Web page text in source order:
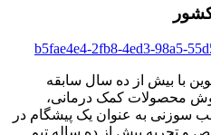
با بیش از ده سال سابقه
محصولات کمک درمانی،
سوزنی به عنوان یک پیشگام در
تجربه بیش از ده ساله تیم